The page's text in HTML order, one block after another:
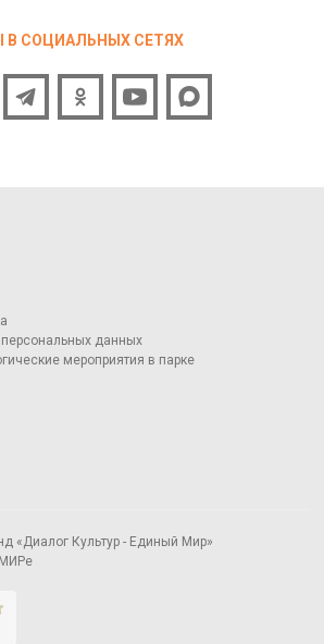
В СОЦИАЛЬНЫХ СЕТЯХ
персональных данных
мероприятия в парке
«Диалог Культур - Единый Мир»